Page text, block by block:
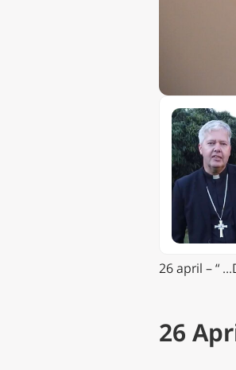
26 april – “
26